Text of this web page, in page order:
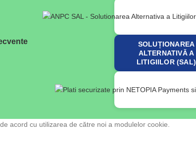
SOLUȚIONAREA
ALTERNATIVĂ A
LITIGIILOR (SAL)
acord cu utilizarea de către noi a modulelor cookie.